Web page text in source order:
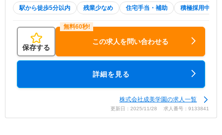
駅から徒歩5分以内 残業少なめ 住宅手当・補助 積極採用中
保存する
この求人を問い合わせる
詳細を見る
株式会社成美学園の求人一覧
更新日：2025/11/28 求人番号：9133841